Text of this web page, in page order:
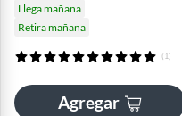
Llega mañana
Retira mañana
(1)
Agregar